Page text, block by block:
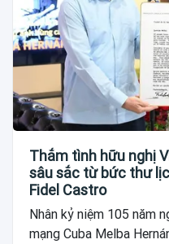
Thắm tình hữu nghị
sâu sắc từ bức thư
Fidel Castro
Nhân kỷ niệm 105 năm
mạng Cuba Melba